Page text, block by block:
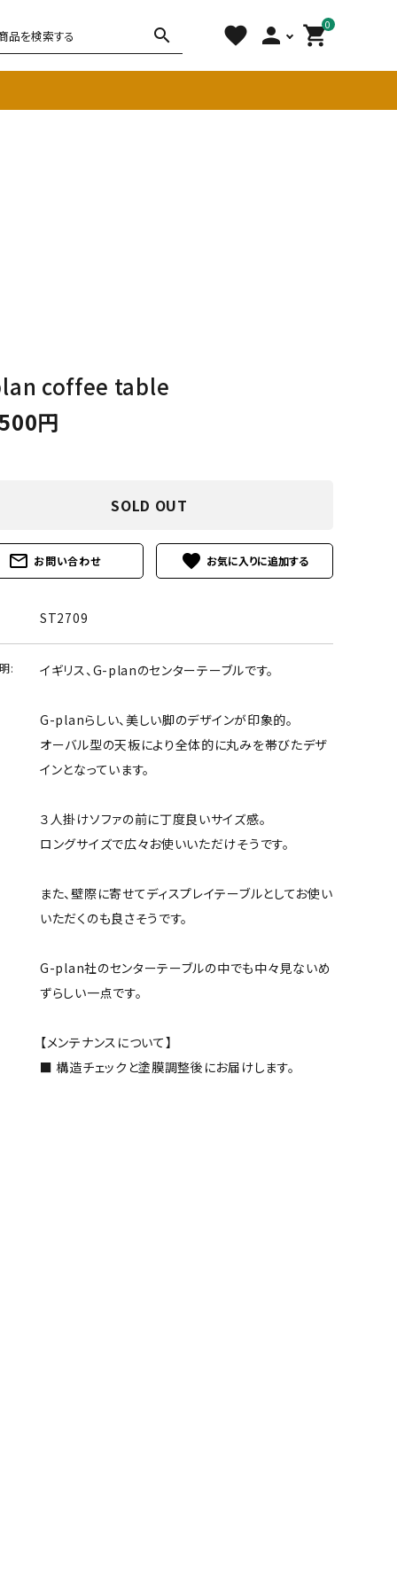
search favorite person 0
shopping_cart
coffee table
円
SOLD OUT
mail_outline お問い合わせ favorite
ST2709
: イギリス、G-planのセンターテーブルです。
G-planらしい、美しい脚のデザインが印象的。
オーバル型の天板により全体的に丸みを帯びたデザ
インとなっています。
３人掛けソファの前に丁度良いサイズ感。
ロングサイズで広々お使いいただけそうです。
また、壁際に寄せてディスプレイテーブルとしてお使い
いただくのも良さそうです。
G-plan社のセンターテーブルの中でも中々見ないめ
ずらしい一点です。
【メンテナンスについて】
■ 構造チェックと塗膜調整後にお届けします。